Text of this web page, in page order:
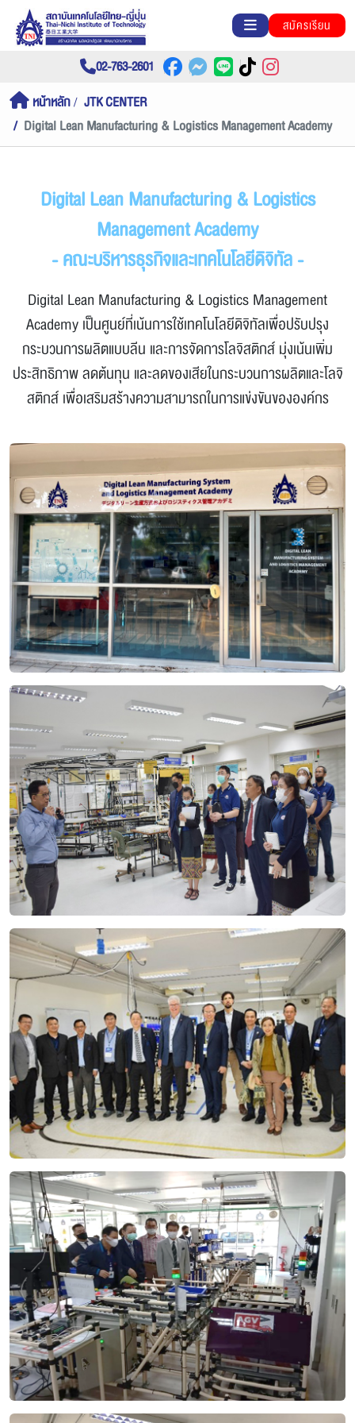
สมัครเรียน
02-763-2601
หน้าหลัก
JTK CENTER
Digital Lean Manufacturing & Logistics Management Academy
Digital Lean Manufacturing & Logistics
Management Academy
- คณะบริหารธุรกิจและเทคโนโลยีดิจิทัล -
Digital Lean Manufacturing & Logistics Management
Academy เป็นศูนย์ที่เน้นการใช้เทคโนโลยีดิจิทัลเพื่อปรับปรุง
กระบวนการผลิตแบบลีน และการจัดการโลจิสติกส์ มุ่งเน้นเพิ่ม
ประสิทธิภาพ ลดต้นทุน และลดของเสียในกระบวนการผลิตและโลจิ
สติกส์ เพื่อเสริมสร้างความสามารถในการแข่งขันขององค์กร